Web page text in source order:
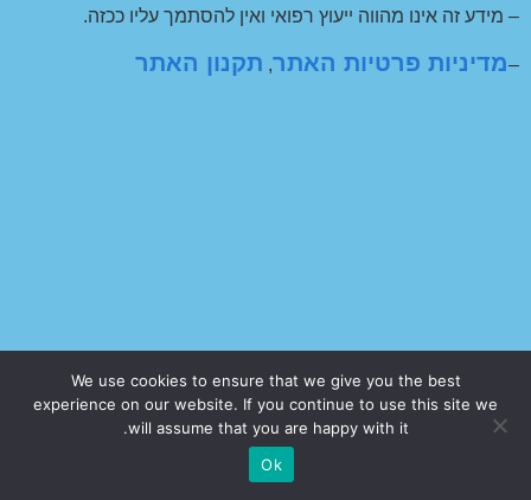
– מידע זה אינו מהווה ייעוץ רפואי ואין להסתמך עליו ככזה.
–מדיניות פרטיות האתר, תקנון האתר
We use cookies to ensure that we give you the best
experience on our website. If you continue to use this site we
will assume that you are happy with it.
Ok